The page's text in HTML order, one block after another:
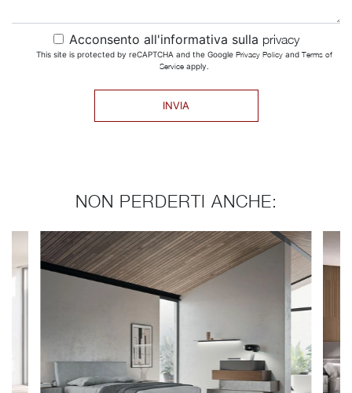
Acconsento all'informativa sulla privacy
This site is protected by reCAPTCHA and the Google Privacy Policyand Terms of
Serviceapply.
INVIA
NON PERDERTI ANCHE: